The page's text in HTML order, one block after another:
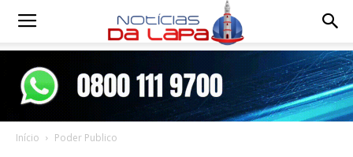
Notícias
Início Poder Publico